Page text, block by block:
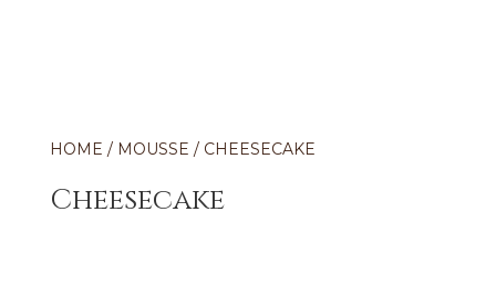
HOME / MOUSSE / CHEESECAKE
Cheesecake